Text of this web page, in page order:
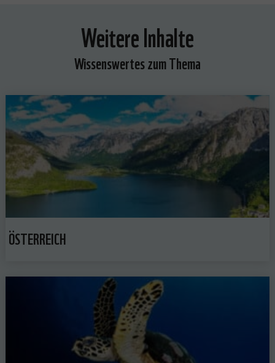
Weitere Inhalte
Wissenswertes zum Thema
ÖSTERREICH